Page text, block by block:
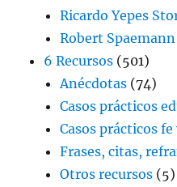
Ricardo Yepes
Robert Spaemann
6 Recursos (501)
Anécdotas (74)
Casos prácticos
Casos prácticos
Frases, citas,
Otros recursos (5)